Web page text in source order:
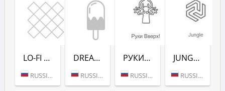
LO-FI (РАДИО РЕКОРД)
RUSSIA (MOSCOW)
DREAM POP (РАДИО РЕКОРД)
RUSSIA (MOSCOW)
РУКИ ВВЕРХ! (РАДИО РЕКОРД)
RUSSIA (MOSCOW)
JUNGLE (РАДИО РЕКОРД)
RUSSIA (MOSCOW)